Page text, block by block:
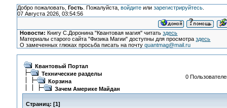
Добро пожаловать, Гость. Пожалуйста, войдитеили зарегистрируйтесь.
07 Августа 2026, 03:54:56
Новости: Книгу С.Доронина "Квантовая магия" читатьздесь
Материалы старого сайта "Физика Магии" доступны для просмотраздесь
О замеченных глюках просьба писать на почтуquantmag@mail.ru
Квантовый Портал
Технические разделы
Корзина
Зачем Америке Майдан
0
Страниц: [1]